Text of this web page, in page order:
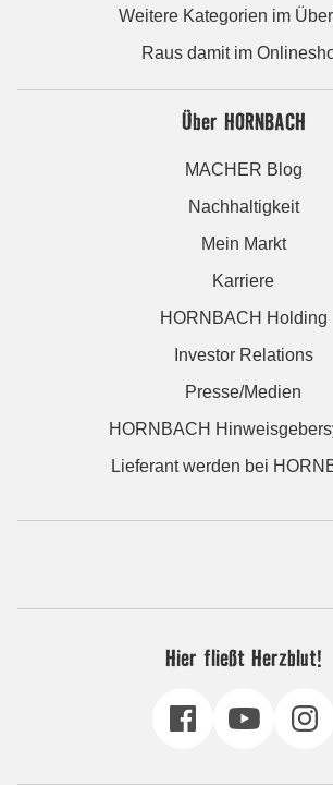
Weitere Kategorien im
Raus damit im
Über HORNBACH
MACHER Blog
Nachhaltigkeit
Mein Markt
Karriere
HORNBACH Holding
Investor Relations
Presse/Medien
HORNBACH
Lieferant werden bei
Hier fließt Herzblut!